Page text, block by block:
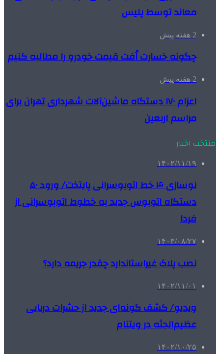
معاند توسط پلیس
2 هفته پیش
چگونه خسارت اُفت قیمت خودرو را مطالبه کنیم
2 هفته پیش
اعزام ۱۷۰ دستگاه ماشین‌آلات شهرداری تهران برای
مراسم اربعین
منتخب اخبار
۱۴۰۲/۱۱/۱۹
نوسازی ۴ خط اتوبوسرانی پایتخت/ ورود ۵۰
دستگاه اتوبوس جدید به خطوط اتوبوسرانی از
فردا
۱۴۰۳/۰۸/۲۷
نصب پلاک غیراستاندارد چقدر جریمه دارد؟
۱۴۰۲/۱۱/۰۱
ویدیو/ کشف گونه‌ای جدید از حشرات دریایی
عظیم‌الجثه در ویتنام
۱۴۰۲/۱۰/۲۵